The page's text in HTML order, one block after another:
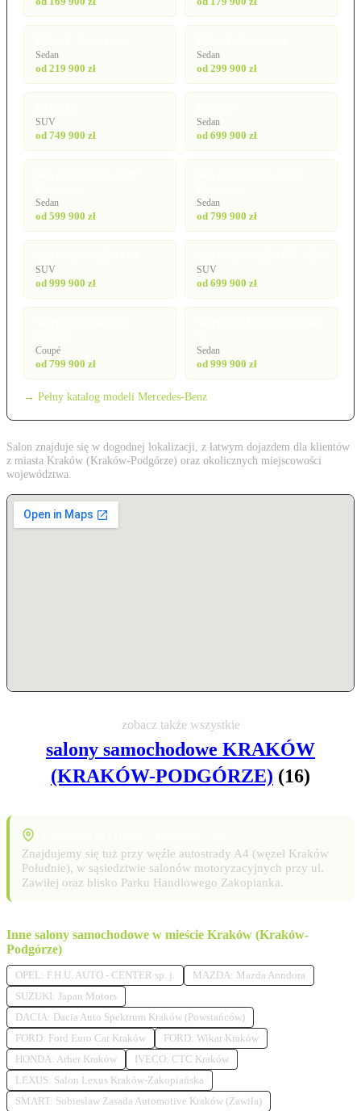
Sedan
od 219 900 zł
Sedan
od 299 900 zł
SUV
od 749 900 zł
Sedan
od 699 900 zł
Sedan
od 599 900 zł
Sedan
od 799 900 zł
SUV
od 999 900 zł
SUV
od 699 900 zł
Coupé
od 799 900 zł
Sedan
od 999 900 zł
→ Pełny katalog modeli Mercedes-Benz
Salon znajduje się w dogodnej lokalizacji, z łatwym dojazdem dla klientów
z miasta Kraków (Kraków-Podgórze) oraz okolicznych miejscowości
województwa.
zobacz także wszystkie
salony samochodowe KRAKÓW
(KRAKÓW-PODGÓRZE) (16)
Znajdujemy się tuż przy węźle autostrady A4 (węzeł Kraków
Południe), w sąsiedztwie salonów motoryzacyjnych przy ul.
Zawiłej oraz blisko Parku Handlowego Zakopianka.
Inne salony samochodowe w mieście Kraków (Kraków-
Podgórze)
OPEL: F.H.U. AUTO - CENTER sp. j.
MAZDA: Mazda Anndora
SUZUKI: Japan Motors
DACIA: Dacia Auto Spektrum Kraków (Powstańców)
FORD: Ford Euro Car Kraków
FORD: Wikar Kraków
HONDA: Arher Kraków
IVECO: CTC Kraków
LEXUS: Salon Lexus Kraków-Zakopiańska
SMART: Sobiesław Zasada Automotive Kraków (Zawiła)